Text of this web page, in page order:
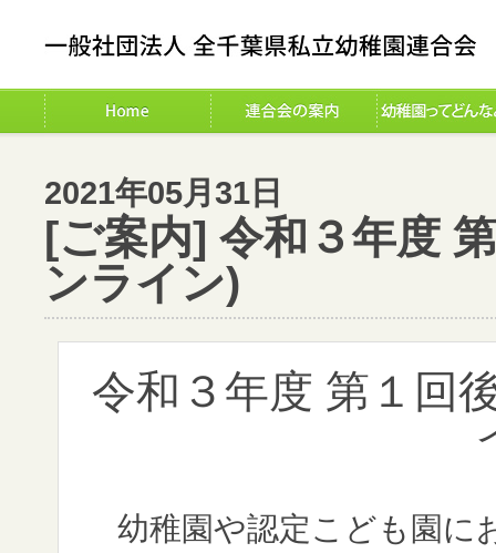
2021年05月31日
[ご案内] 令和３年度
ンライン)
令和３年度 第１回
幼稚園や認定こども園に